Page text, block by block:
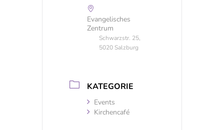
Evangelisches
Zentrum
Schwarzstr. 25,
5020 Salzburg
KATEGORIE
Events
Kirchencafé